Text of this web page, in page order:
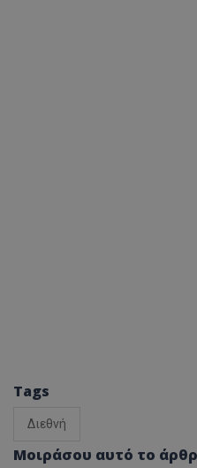
Tags
Διεθνή
Μοιράσου αυτό το